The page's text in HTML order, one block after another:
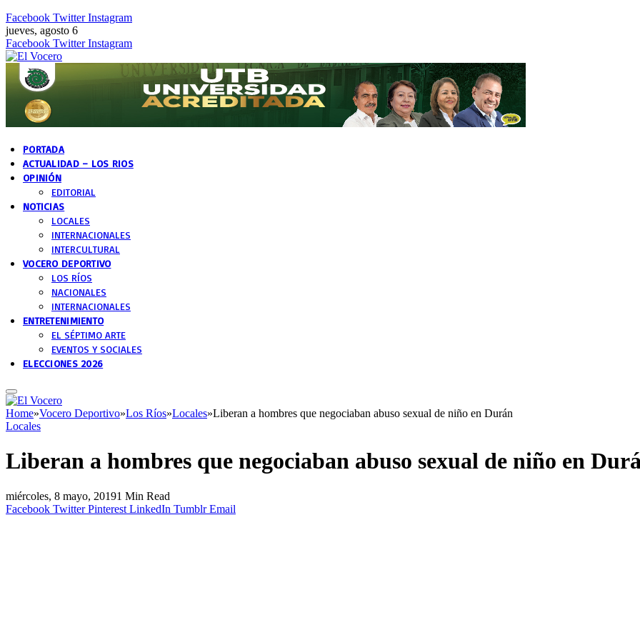
Facebook Twitter Instagram
jueves, agosto 6
Facebook Twitter Instagram
PORTADA
ACTUALIDAD – LOS RIOS
OPINIÓN
EDITORIAL
NOTICIAS
LOCALES
INTERNACIONALES
INTERCULTURAL
VOCERO DEPORTIVO
LOS RÍOS
NACIONALES
INTERNACIONALES
ENTRETENIMIENTO
EL SÉPTIMO ARTE
EVENTOS Y SOCIALES
ELECCIONES 2026
Home»Vocero Deportivo»Los Ríos»Locales»Liberan a hombres que negociaban abuso sexual de niño en Durán
Locales
Liberan a hombres que negociaban abuso sexual de niño en
miércoles, 8 mayo, 20191 Min Read
Facebook Twitter Pinterest LinkedIn Tumblr Email